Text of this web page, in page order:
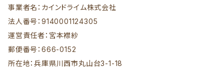
事業者名：カインドライム株式会社
法人番号：9140001124305
運営責任者：宮本襟紗
郵便番号：666-0152
所在地：兵庫県川西市丸山台3-1-18